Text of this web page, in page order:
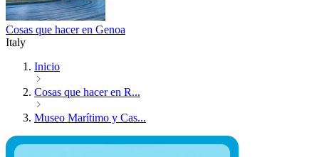
Cosas que hacer en Genoa
Italy
Inicio
Cosas que hacer en R...
Museo Marítimo y Cas...